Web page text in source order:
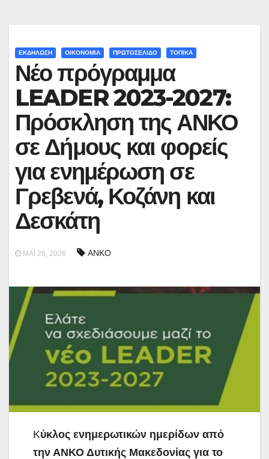
ΕΚΔΗΛΩΣΗ ΟΙΚΟΝΟΜΙΑ ΠΡΩΤΟΣΕΛΙΔΟ ΤΟΠΙΚΑ
Νέο πρόγραμμα
LEADER 2023-2027:
Πρόσκληση της ΑΝΚΟ
σε Δήμους και φορείς
για ενημέρωση σε
Γρεβενά, Κοζάνη και
Δεσκάτη
ΜΆΙ 26, 2026 ΑΝΚΟ
Κύκλος ενημερωτικών ημερίδων από
την ΑΝΚΟ Δυτικής Μακεδονίας για το